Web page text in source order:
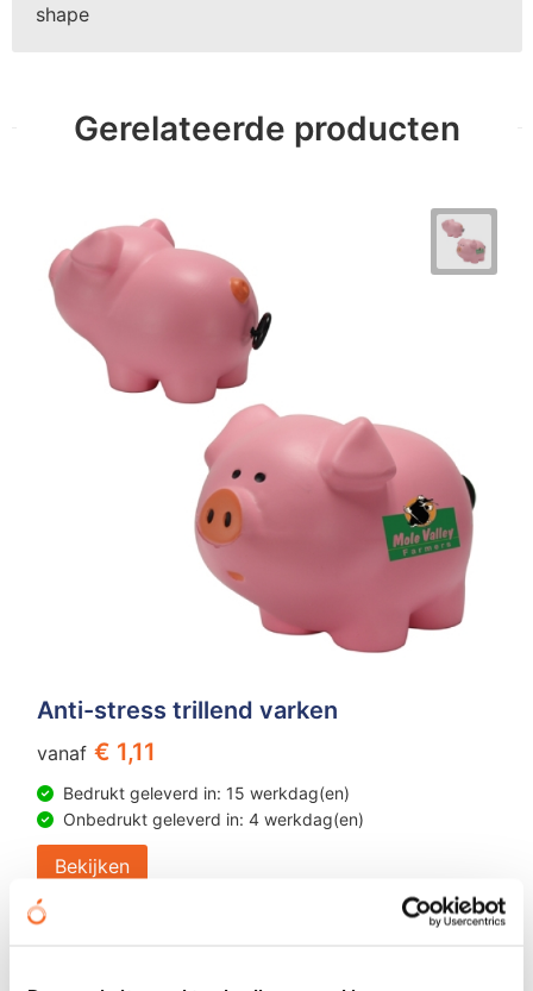
shape
Gerelateerde producten
Anti-stress trillend varken
vanaf € 1,11
Bedrukt geleverd in: 15 werkdag(en)
Onbedrukt geleverd in: 4 werkdag(en)
Bekijken